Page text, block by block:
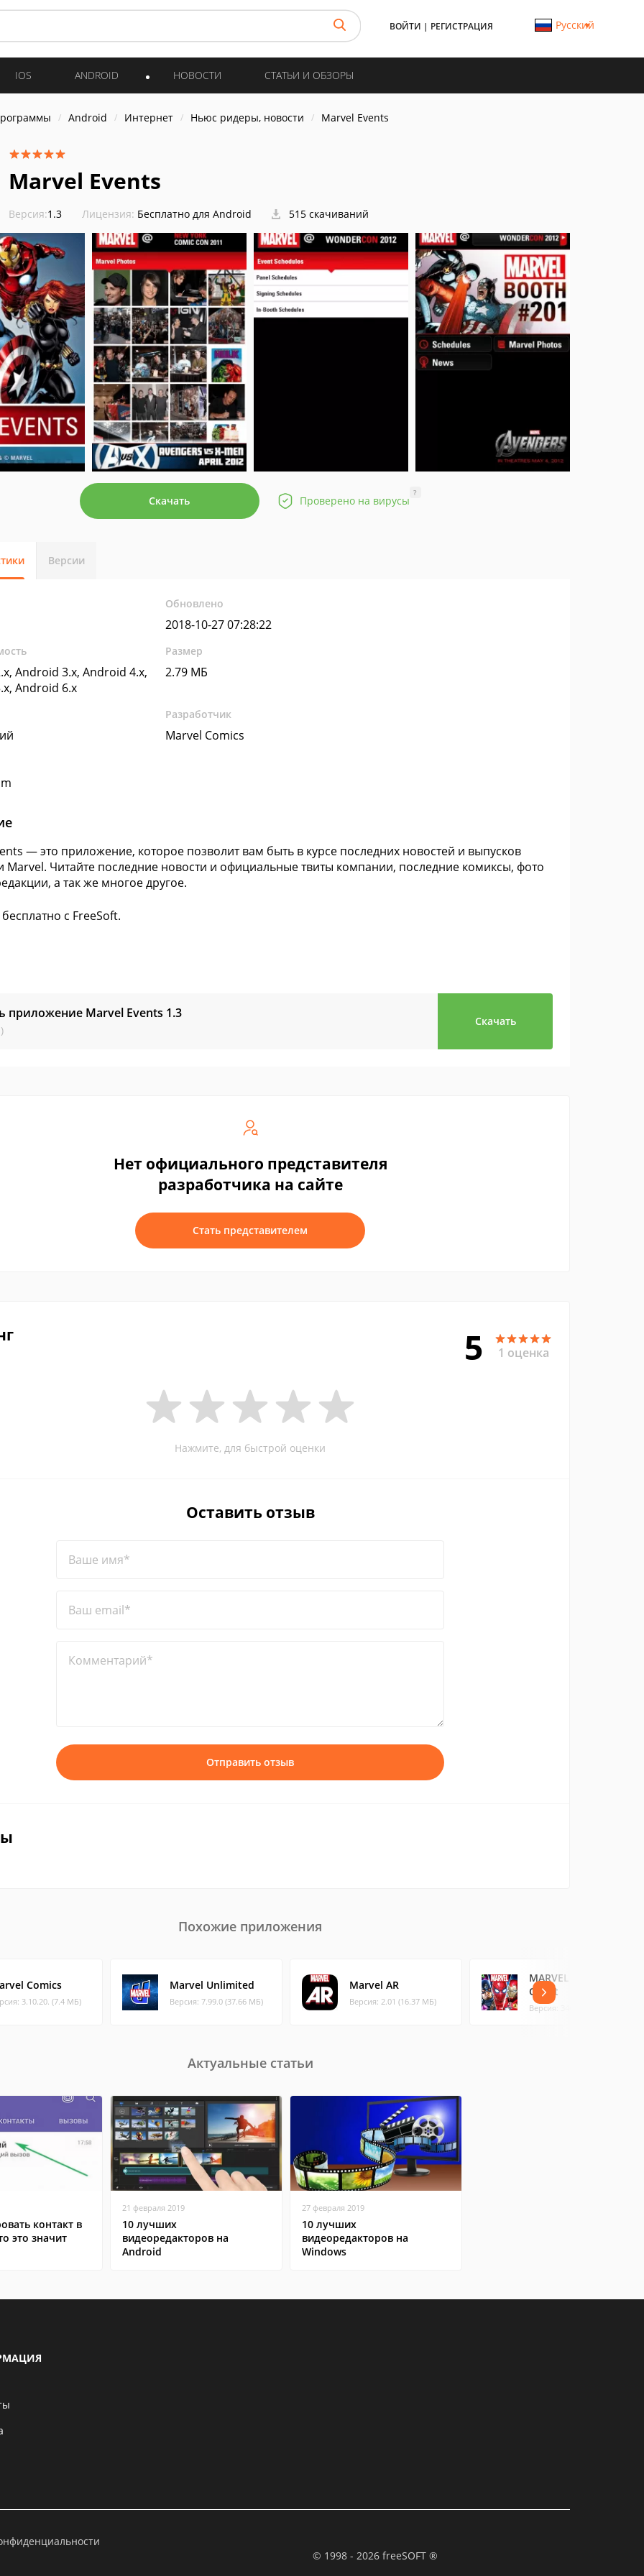
ВОЙТИ | РЕГИСТРАЦИЯ Русский
IOS ANDROID НОВОСТИ СТАТЬИ И ОБЗОРЫ
Android Интернет Ньюс ридеры, новости Marvel Events
Marvel Events
Версия:1.3 Лицензия: Бесплатно для Android 515 скачиваний
Скачать Проверено на вирусы
?
Версии
Обновлено
2018-10-27 07:28:22
Android 3.x, Android 4.x,
Android 6.x
Размер
2.79 МБ
Разработчик
Marvel Comics
— это приложение, которое позволит вам быть в курсе последних новостей и выпусков
Marvel. Читайте последние новости и официальные твиты компании, последние комиксы, фото
а так же многое другое.
с FreeSoft.
приложение Marvel Events 1.3
Скачать
Нет официального представителя
разработчика на сайте
Стать представителем
5 1 оценка
Нажмите, для быстрой оценки
Оставить отзыв
Ваше имя*
Ваш email*
Комментарий*
Отправить отзыв
Похожие приложения
Comics
3.10.20. (7.4 МБ)
Marvel Unlimited
Версия: 7.99.0 (37.66 МБ)
Marvel AR
Версия: 2.01 (16.37 МБ)
MARVEL Puzzle
Quest
Версия: 344.7 (120.55 МБ)
Актуальные статьи
контакт в
это значит
21 февраля 2019
10 лучших
видеоредакторов на
Android
27 февраля 2019
10 лучших
видеоредакторов на
Windows
© 1998 - 2026 freeSOFT ®